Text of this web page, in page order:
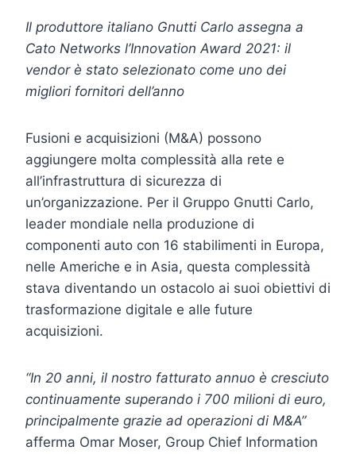
Il produttore italiano Gnutti Carlo assegna a
Cato Networks l’Innovation Award 2021: il
vendor è stato selezionato come uno dei
migliori fornitori dell’anno
Fusioni e acquisizioni (M&A) possono
aggiungere molta complessità alla rete e
all’infrastruttura di sicurezza di
un’organizzazione. Per il Gruppo Gnutti Carlo,
leader mondiale nella produzione di
componenti auto con 16 stabilimenti in Europa,
nelle Americhe e in Asia, questa complessità
stava diventando un ostacolo ai suoi obiettivi di
trasformazione digitale e alle future
acquisizioni.
“In 20 anni, il nostro fatturato annuo è cresciuto
continuamente superando i 700 milioni di euro,
principalmente grazie ad operazioni di M&A”
afferma Omar Moser, Group Chief Information